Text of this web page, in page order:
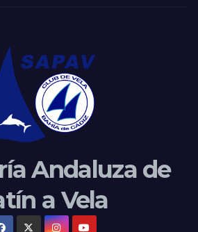
Andaluza de
a Vela